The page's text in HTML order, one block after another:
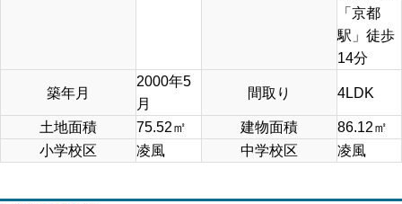
「京都
駅」徒歩
14分
築年月
2000年5
月
間取り 4LDK
土地面積 75.52㎡ 建物面積 86.12㎡
小学校区
凌風 中学校区 凌風